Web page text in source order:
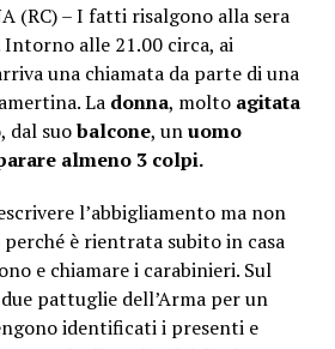
(RC) – I fatti risalgono alla sera
alle 21.00 circa, ai
una chiamata da parte di una
La donna, molto agitata
dal suobalcone, unuomo
almeno 3 colpi.
l’abbigliamento ma non
è rientrata subito in casa
e chiamare i carabinieri. Sul
pattuglie dell’Arma per un
identificati i presenti e